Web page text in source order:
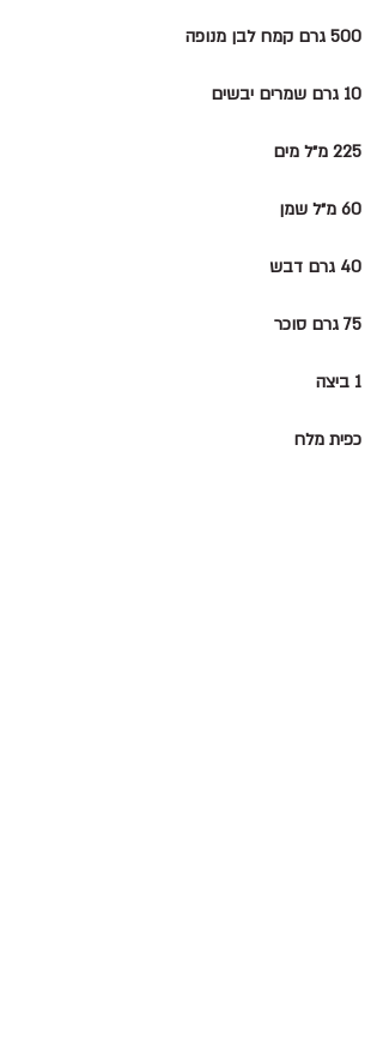
500 גרם קמח לבן מנופה
10 גרם שמרים יבשים
225 מ״ל מים
60 מ״ל שמן
40 גרם דבש
75 גרם סוכר
1 ביצה
כפית מלח